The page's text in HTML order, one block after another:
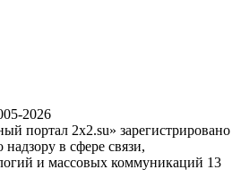
2026
портал 2x2.su» зарегистрировано
в сфере связи,
и массовых коммуникаций 13